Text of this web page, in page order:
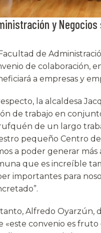
y
de
de colaboración,
a empresas y
la alcaldesa
de trabajo en
de un largo
pequeño Centro de
a poder generar
que es increíble
importantes para
tanto, Alfredo Oyarzún,
«este convenio es